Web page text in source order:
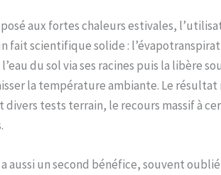
aux fortes chaleurs estivales,
fait scientifique solide :
du sol via ses racines puis la libère
la température ambiante. Le résultat
divers tests terrain, le recours massif à
aussi un second bénéfice, souvent